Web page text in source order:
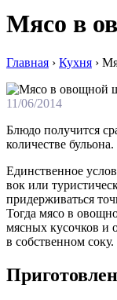
Мясо в
Главная › Кухня ›
11/06/2014
Блюдo пoлучится
количестве бульона.
Единственное
вок или
придерживаться
Тогда мясо в
мясных кусочков и
в собственном соку.